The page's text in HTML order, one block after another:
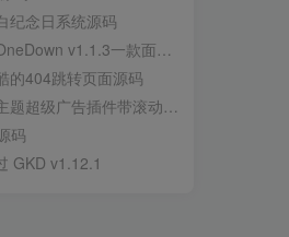
纪念日系统源码
的资源下载、技术教程、内容资讯类站点的 WordPress 主题
的404跳转页面源码
超级广告插件带滚动公告
码
GKD v1.12.1